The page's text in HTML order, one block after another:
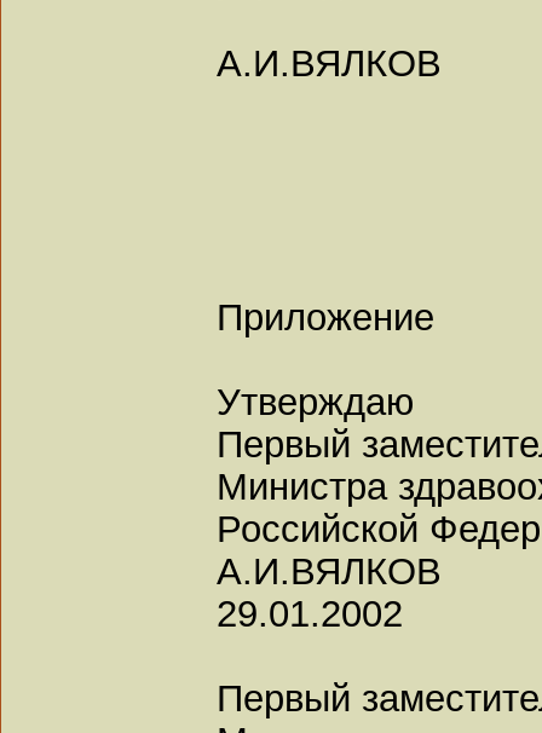
А.И.ВЯЛКОВ
Приложение
Утверждаю
Первый
Министра
Российской
А.И.ВЯЛКОВ
29.01.2002
Первый